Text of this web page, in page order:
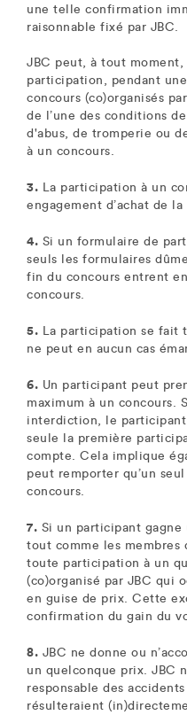
une telle confirmation
raisonnable fixé par JBC.
JBC peut, à tout
participation, pendant
concours (co)organisés
de l’une des conditions
d'abus, de tromperie ou
à un concours.
3. La participation à un
engagement d’achat de
4. Si un formulaire de
seuls les formulaires
fin du concours entrent
concours.
5. La participation se fait
ne peut en aucun cas
6. Un participant peut
maximum à un concours.
interdiction, le
seule la première
compte. Cela implique
peut remporter qu’un
concours.
7. Si un participant
tout comme les membres
toute participation à un
(co)organisé par JBC qui
en guise de prix. Cette
confirmation du gain du
8. JBC ne donne ou
un quelconque prix. JBC
responsable des
résulteraient